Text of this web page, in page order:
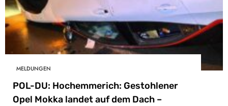
MELDUNGEN
POL-DU: Hochemmerich: Gestohlener
Opel Mokka landet auf dem Dach –